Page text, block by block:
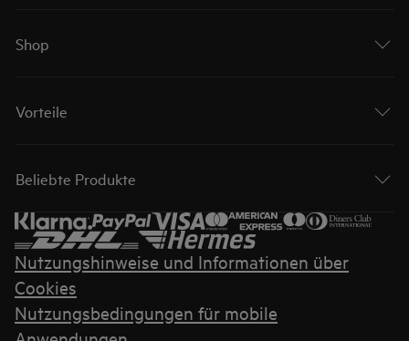
Shop
Vorteile
Beliebte Produkte
Nutzungshinweise und Informationen über
Cookies
Nutzungsbedingungen für mobile